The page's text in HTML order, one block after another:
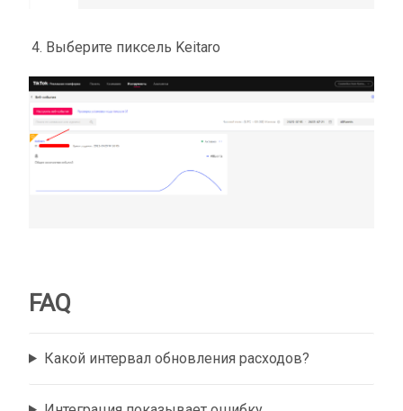
Выберите пиксель Keitaro
FAQ
Какой интервал обновления расходов?